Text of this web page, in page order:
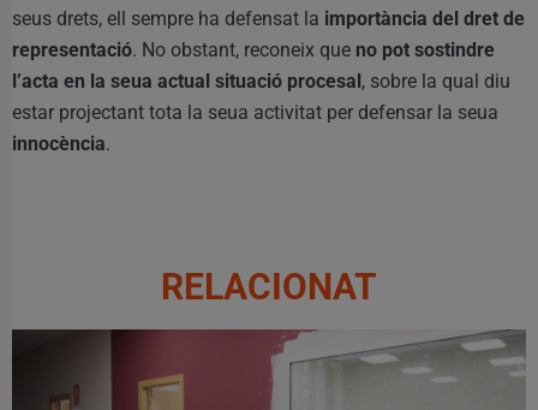
seus drets, ell sempre ha defensat la importància del dret de
representació. No obstant, reconeix que no pot sostindre
l’acta en la seua actual situació procesal, sobre la qual diu
estar projectant tota la seua activitat per defensar la seua
innocència.
RELACIONAT